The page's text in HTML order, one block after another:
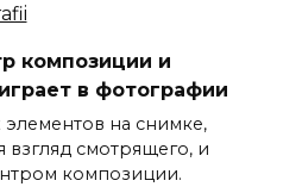
композиции и
в фотографии
на снимке,
взгляд смотрящего, и
композиции.